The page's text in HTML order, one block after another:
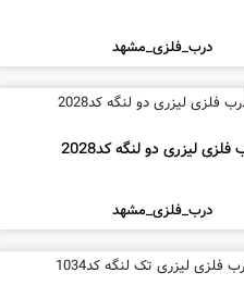
درب_فلزی_مشهد
لیزری دو لنگه کد2028
درب_فلزی_مشهد